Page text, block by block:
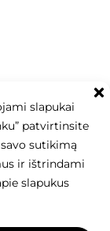
slapukai
patvirtinsite
sutikimą
ir ištrindami
slapukus